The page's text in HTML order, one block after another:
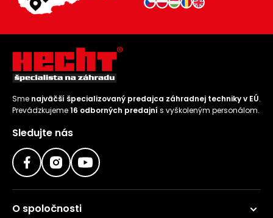
Sme najväčší špecializovaný predajca záhradnej techniky v EÚ.
Prevádzkujeme16 odborných predajní s vyškoleným personálom.
Sledujte nás
O spoločnosti